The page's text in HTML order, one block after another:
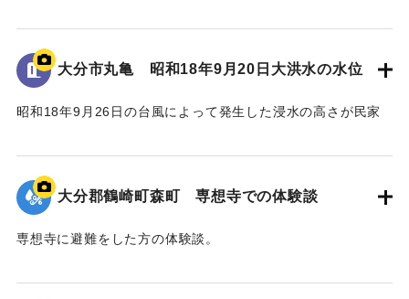
水位は地面から3.5 mの位置に示されている。
｜固有コード:00481081
大分市丸亀 昭和18年9月20日大洪水の水位
昭和18年9月26日の台風によって発生した浸水の高さが民家
れている。
｜固有コード:00481080
大分郡鶴崎町森町 専想寺での体験談
専想寺に避難をした方の体験談。
流されてきた家が境内のムクノキに引っかかった。